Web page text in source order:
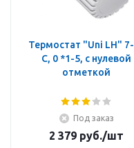
Термостат "Uni LH"
C, 0 *1-5, с нулевой
отметкой
Под заказ
2 379 руб./шт